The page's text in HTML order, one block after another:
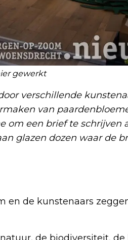
gewerkt
verschillende
van
om een brief te schrijven
glazen dozen waar de
en de kunstenaars